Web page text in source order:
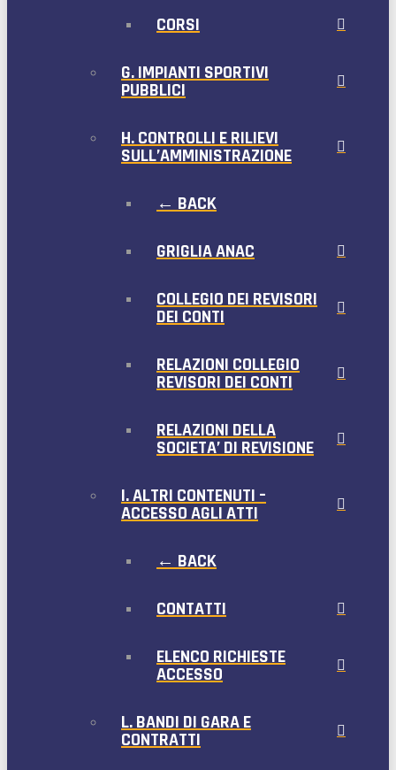
CORSI
G. IMPIANTI SPORTIVI
PUBBLICI
H. CONTROLLI E RILIEVI
SULL’AMMINISTRAZIONE
← BACK
GRIGLIA ANAC
COLLEGIO DEI REVISORI
DEI CONTI
RELAZIONI COLLEGIO
REVISORI DEI CONTI
RELAZIONI DELLA
SOCIETA’ DI REVISIONE
I. ALTRI CONTENUTI –
ACCESSO AGLI ATTI
← BACK
CONTATTI
ELENCO RICHIESTE
ACCESSO
L. BANDI DI GARA E
CONTRATTI